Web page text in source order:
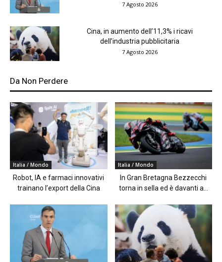
7 Agosto 2026
Cina, in aumento dell’11,3% i ricavi
dell’industria pubblicitaria
7 Agosto 2026
Da Non Perdere
Italia / Mondo
Robot, IA e farmaci innovativi
trainano l’export della Cina
Italia / Mondo
In Gran Bretagna Bezzecchi
torna in sella ed è davanti a...